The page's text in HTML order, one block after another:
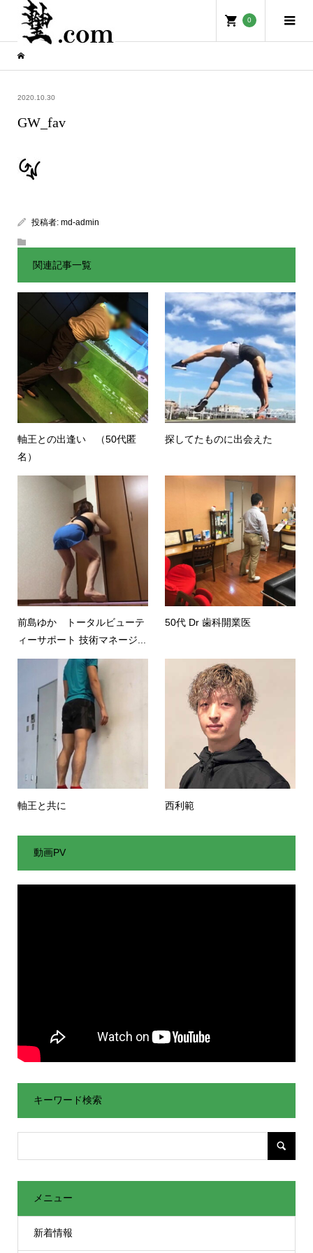
0
2020.10.30
GW_fav
投稿者: md-admin
関連記事一覧
軸王との出逢い （50代匿
名）
探してたものに出会えた
前島ゆか トータルビューテ
ィーサポート 技術マネージ...
50代 Dr 歯科開業医
軸王と共に 西利範
動画PV
キーワード検索
メニュー
新着情報